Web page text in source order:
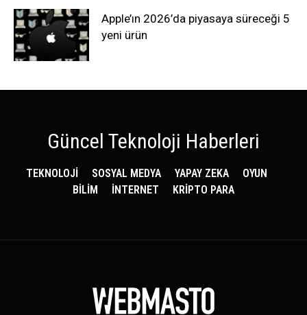
Apple’ın 2026’da piyasaya süreceği 5
yeni ürün
Güncel Teknoloji Haberleri
TEKNOLOJİ SOSYAL MEDYA YAPAY ZEKA
OYUN
BİLİM
İNTERNET KRİPTO PARA